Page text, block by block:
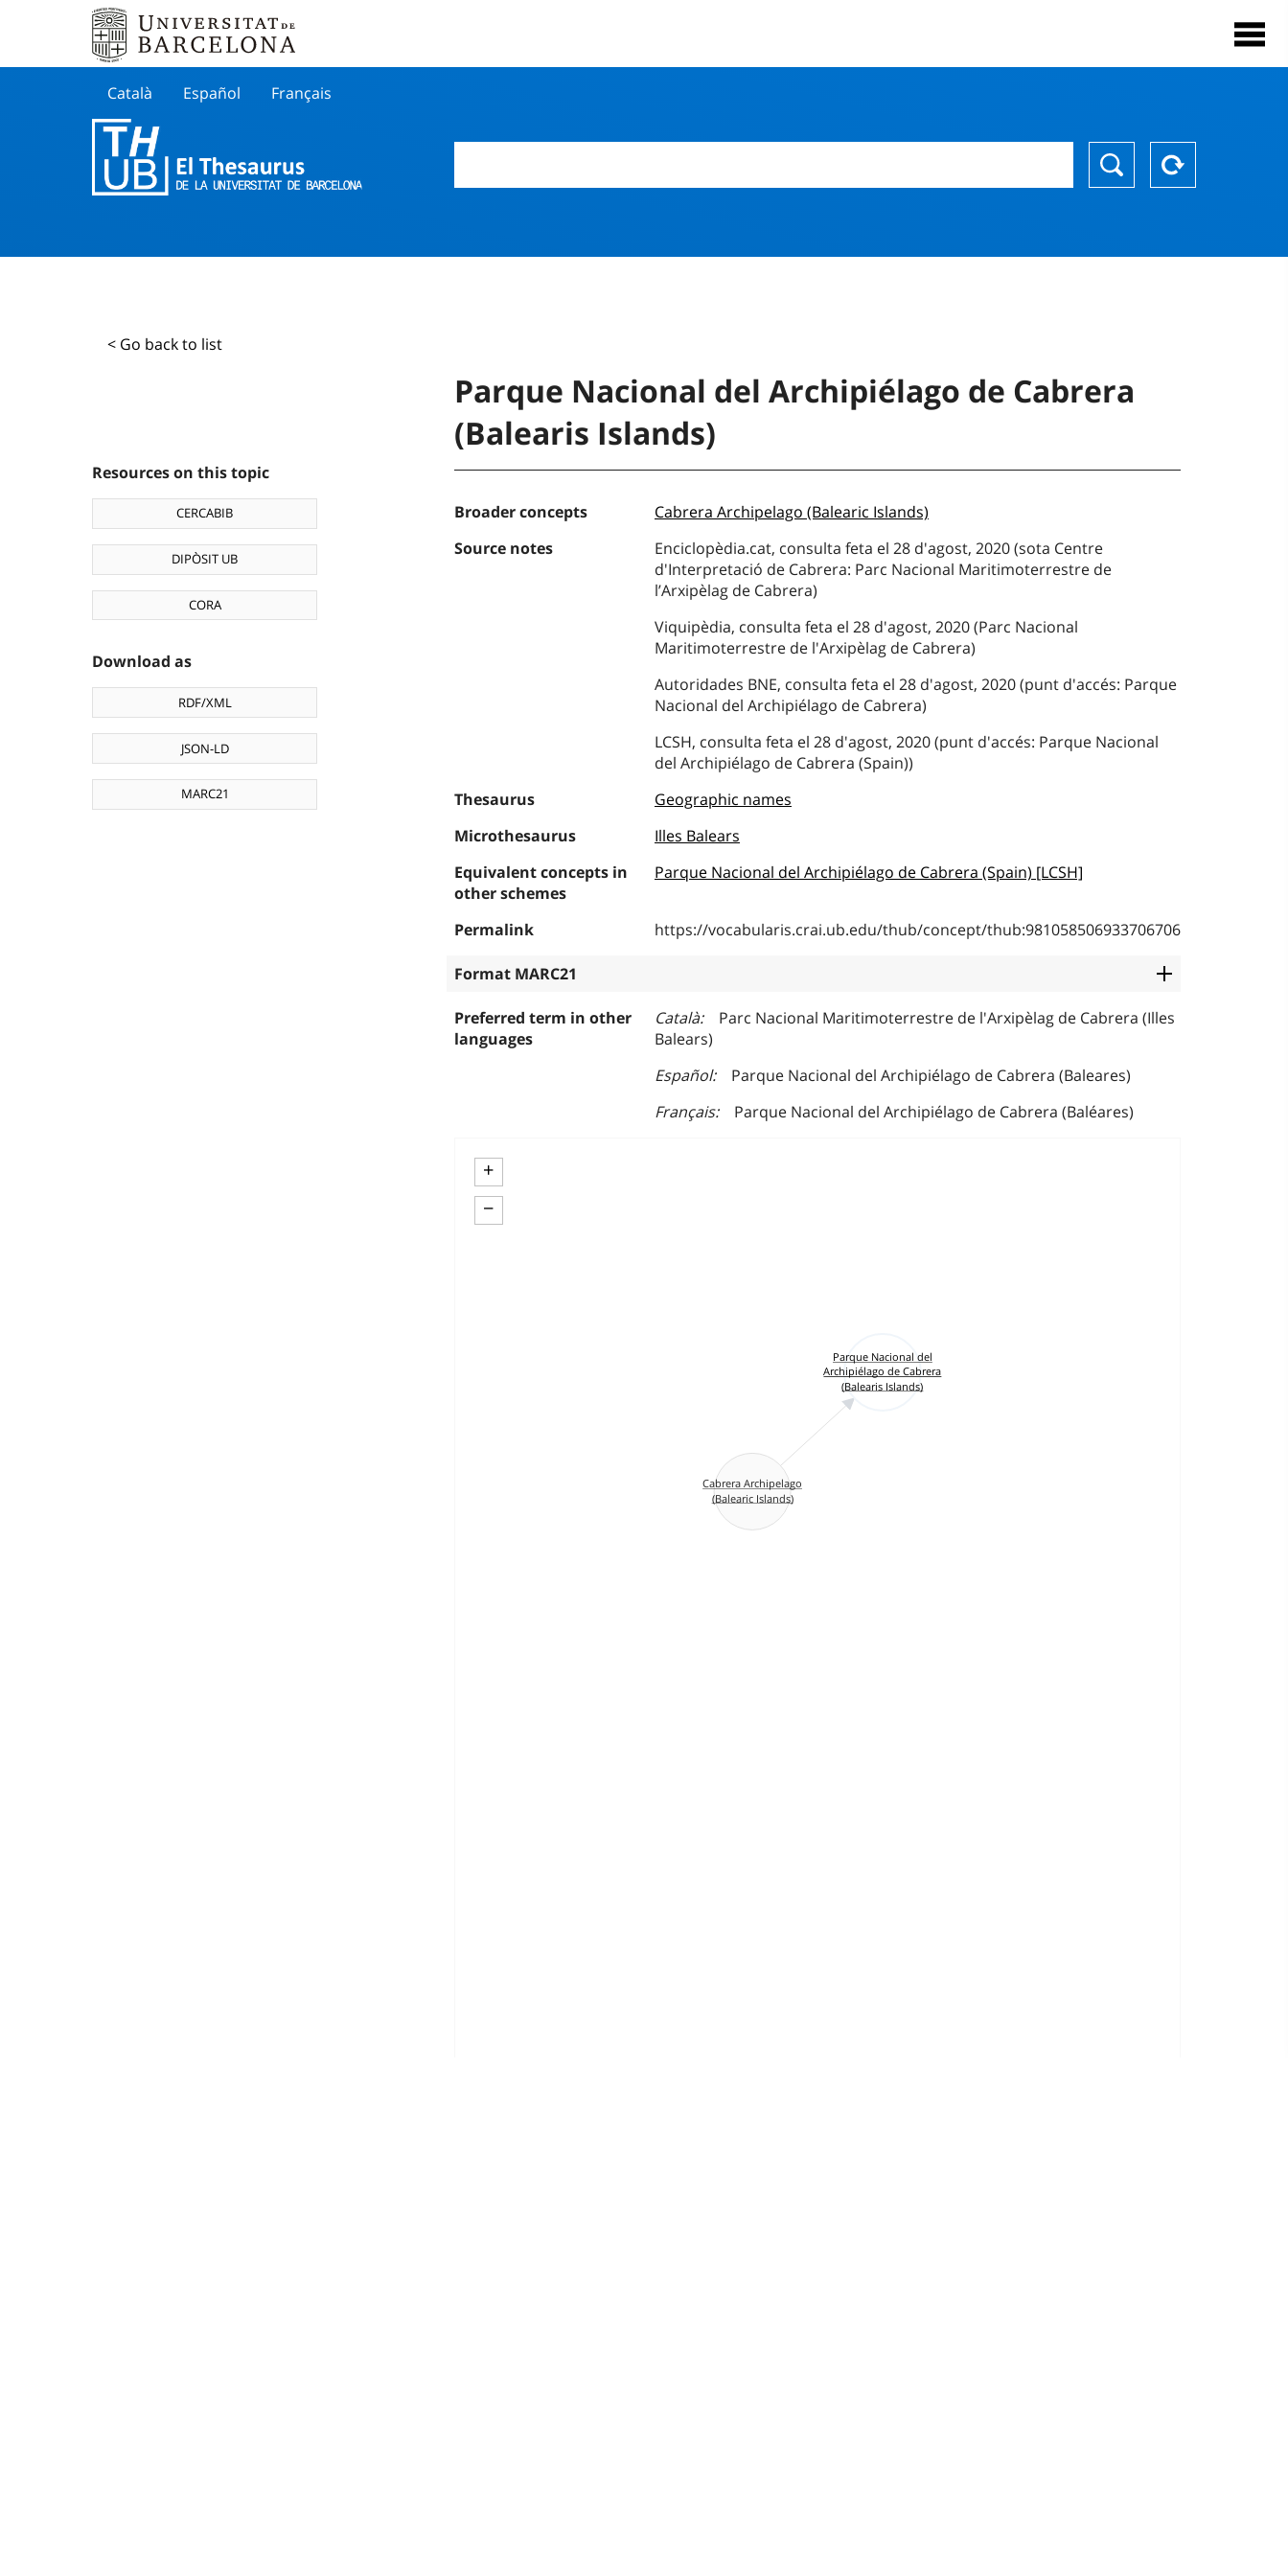
Català Español Français
< Go back to list
Resources on this topic
CERCABIB
DIPÒSIT UB
CORA
Download as
RDF/XML
JSON-LD
MARC21
Parque Nacional del Archipiélago de Cabrera
(Balearis Islands)
Broader concepts
Cabrera Archipelago (Balearic Islands)
Source notes
Enciclopèdia.cat, consulta feta el 28 d'agost, 2020 (sota Centre
d'Interpretació de Cabrera: Parc Nacional Maritimoterrestre de
l’Arxipèlag de Cabrera)
Viquipèdia, consulta feta el 28 d'agost, 2020 (Parc Nacional
Maritimoterrestre de l'Arxipèlag de Cabrera)
Autoridades BNE, consulta feta el 28 d'agost, 2020 (punt d'accés: Parque
Nacional del Archipiélago de Cabrera)
LCSH, consulta feta el 28 d'agost, 2020 (punt d'accés: Parque Nacional
del Archipiélago de Cabrera (Spain))
Thesaurus
Geographic names
Microthesaurus
Illes Balears
Equivalent concepts in
other schemes
Parque Nacional del Archipiélago de Cabrera (Spain) [LCSH]
Permalink https://vocabularis.crai.ub.edu/thub/concept/thub:981058506933706706
Format MARC21
Preferred term in other
languages
Català
Parc Nacional Maritimoterrestre de l'Arxipèlag de Cabrera (Illes
Balears)
Español
Parque Nacional del Archipiélago de Cabrera (Baleares)
Français
Parque Nacional del Archipiélago de Cabrera (Baléares)
+
−
Parque Nacional del
Archipiélago de Cabrera
(Balearis Islands)
Cabrera Archipelago
(Balearic Islands)